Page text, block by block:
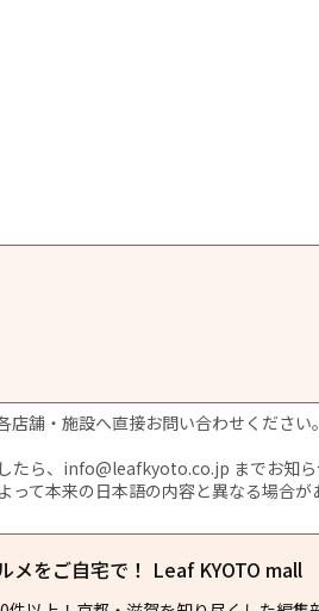
舗・施設へ直接お問い合わせください。
ら、info@leafkyoto.co.jp までお知ら
て本来の日本語の内容と異なる場合が
メをご自宅で！ Leaf KYOTO mall